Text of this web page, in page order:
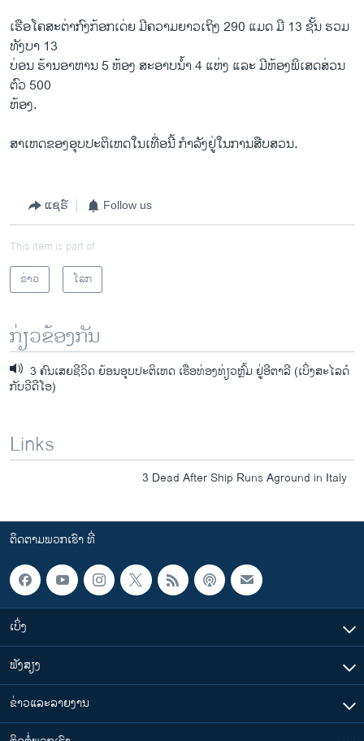
ເຮືອໂຄສະ​ຕ່າກົງ​ກ້ອກ​ເດ່​ຍ ມີຄວາມ​ຍາວ​ເຖິງ 290 ​ແມດ ມີ 13 ຊັ້ນ ຮວມ
ທັງບາ 13
ບ່ອນ ຮ້ານ​ອາຫານ 5 ຫ້ອງ ​ສະ​ອາບນໍ້າ 4 ​ແຫ່ງ ​ແລະ ມີ​ຫ້ອງພິ​ເສດ​ສ່ວນ​
ຕົວ 500
ຫ້ອງ.
ສາ​ເຫດ​ຂອງ​ອຸບປະ​ຕິ​ເຫດ​ໃນ​ເທື່ອ​ນີ້ ກໍາລັງ​ຢູ່ໃນ​ການສືບ​ສວນ.
ແຊຣ໌ Follow us
This item is part of
ຂ່າວ
ໂລກ
ກ່ຽວຂ້ອງກັນ
3 ຄົນເສຍຊີວິດ ຍ້ອນອຸບປະຕິເຫດ ເຮືອທ່ອງທ່ຽວຫຼົ້ມ ຢູ່ອີຕາລີ (ເບິ່ງສະໄລດ໌
ກັບວີດີໂອ)
Links
3 Dead After Ship Runs Aground in Italy
ຕິດຕາມພວກເຮົາ ທີ່
ເບິ່ງ
ຟັງສຽງ
ຂ່າວແລະລາຍງານ